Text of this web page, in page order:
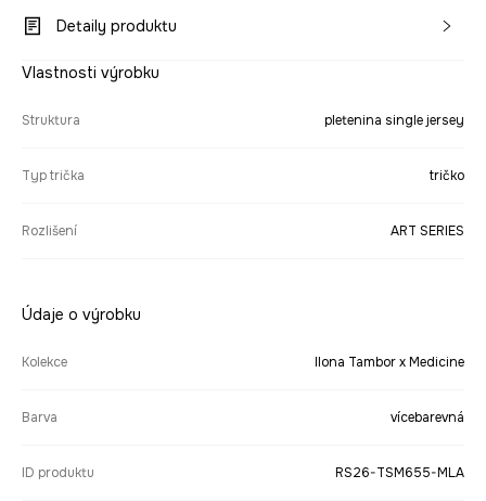
Detaily produktu
Vlastnosti výrobku
Struktura pletenina single jersey
Typ trička tričko
Rozlišení ART SERIES
Údaje o výrobku
Kolekce Ilona Tambor x Medicine
Barva vícebarevná
ID produktu RS26-TSM655-MLA